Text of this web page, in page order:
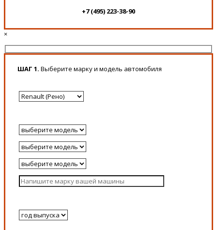
+7 (495) 223-38-90
×
ШАГ 1. Выберите марку и модель автомобиля